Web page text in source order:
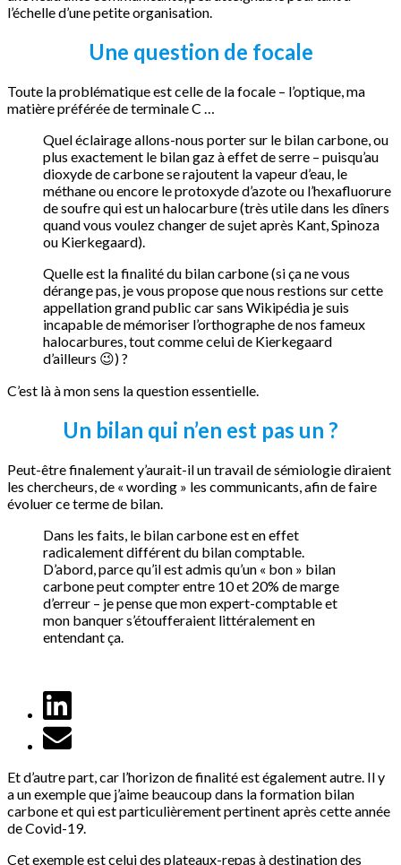
l’échelle d’une petite organisation.
Une question de focale
Toute la problématique est celle de la focale – l’optique, ma
matière préférée de terminale C …
Quel éclairage allons-nous porter sur le bilan carbone, ou
plus exactement le bilan gaz à effet de serre – puisqu’au
dioxyde de carbone se rajoutent la vapeur d’eau, le
méthane ou encore le protoxyde d’azote ou l’hexafluorure
de soufre qui est un halocarbure (très utile dans les dîners
quand vous voulez changer de sujet après Kant, Spinoza
ou Kierkegaard).
Quelle est la finalité du bilan carbone (si ça ne vous
dérange pas, je vous propose que nous restions sur cette
appellation grand public car sans Wikipédia je suis
incapable de mémoriser l’orthographe de nos fameux
halocarbures, tout comme celui de Kierkegaard
d’ailleurs 😉) ?
C’est là à mon sens la question essentielle.
Un bilan qui n’en est pas un ?
Peut-être finalement y’aurait-il un travail de sémiologie diraient
les chercheurs, de « wording » les communicants, afin de faire
évoluer ce terme de bilan.
Dans les faits, le bilan carbone est en effet
radicalement différent du bilan comptable.
D’abord, parce qu’il est admis qu’un « bon » bilan
carbone peut compter entre 10 et 20% de marge
d’erreur – je pense que mon expert-comptable et
mon banquer s’étoufferaient littéralement en
entendant ça.
Et d’autre part, car l’horizon de finalité est également autre. Il y
a un exemple que j’aime beaucoup dans la formation bilan
carbone et qui est particulièrement pertinent après cette année
de Covid-19.
Cet exemple est celui des plateaux-repas à destination des